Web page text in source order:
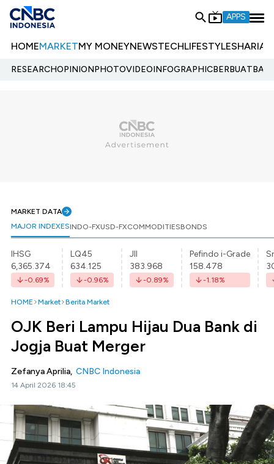
APPS
HOMEMARKETMY MONEYNEWSTECHLIFESTYLESHARIA
RESEARCHOPINIONPHOTOVIDEOINFOGRAPHIC
MARKET DATA
MAJOR INDEXESINDO-FXUSD-FXCOMMODITIESBONDS
IHSG
6,365.374
-0.69%
LQ45
634.125
-0.96%
JII
383.968
-0.89%
Pefindo i-Grade
158.478
-1.18%
HOME Market Berita Market
OJK Beri Lampu Hijau Dua Bank di
Jogja Buat Merger
Zefanya Aprilia, CNBC Indonesia
14 April 2026 18:45